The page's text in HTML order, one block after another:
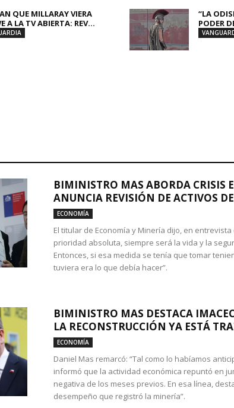
QUE MILLARAY VIERA
A LA TV ABIERTA: REV...
“LA
PODER
BIMINISTRO MAS ABORDA CRISIS
ANUNCIA REVISIÓN DE ACTIVOS
ECONOMÍA
El titular de Economía y Minería dijo, en entrevista
prioridad absoluta, siempre será la vida y la
Entonces, si esa medida se tenía que tomar
tuviera era lo que debía hacer”.
BIMINISTRO MAS DESTACA
LA RECONSTRUCCIÓN YA ESTÁ
ECONOMÍA
Daniel Mas remarcó: “Tal como lo habíamos
informó que la actividad económica repuntó en
negativa de los meses previos. En esa línea,
desempeño que registró la minería”.